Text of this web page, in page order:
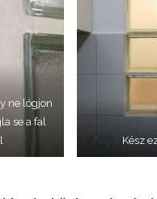
ne lógjon
se a fal
Kész